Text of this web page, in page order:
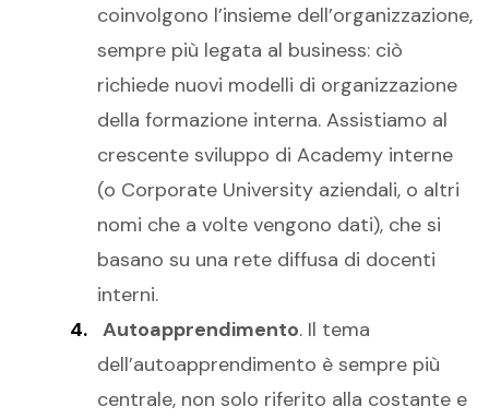
coinvolgono l’insieme dell’organizzazione,
sempre più legata al business: ciò
richiede nuovi modelli di organizzazione
della formazione interna. Assistiamo al
crescente sviluppo di Academy interne
(o Corporate University aziendali, o altri
nomi che a volte vengono dati), che si
basano su una rete diffusa di docenti
interni.
Autoapprendimento. Il tema
dell’autoapprendimento è sempre più
centrale, non solo riferito alla costante e